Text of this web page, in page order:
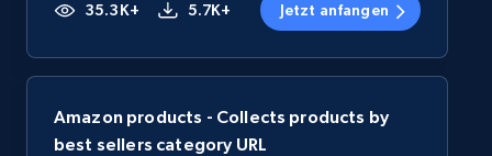
35.3K+ 5.7K+ Jetzt anfangen
Amazon products - Collects products by
best sellers category URL